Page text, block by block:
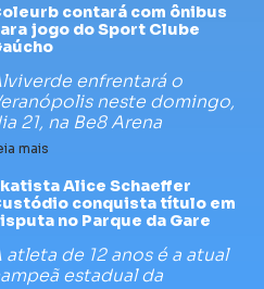
contará com ônibus
jogo do Sport Clube
enfrentará o
neste domingo,
21, na Be8 Arena
mais
Alice Schaeffer
conquista título em
no Parque da Gare
atleta de 12 anos é a atual
estadual da